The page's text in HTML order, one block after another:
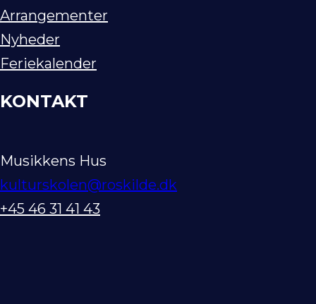
Arrangementer
Nyheder
Feriekalender
KONTAKT
Musikkens Hus
kulturskolen@roskilde.dk
+45 46 31 41 43